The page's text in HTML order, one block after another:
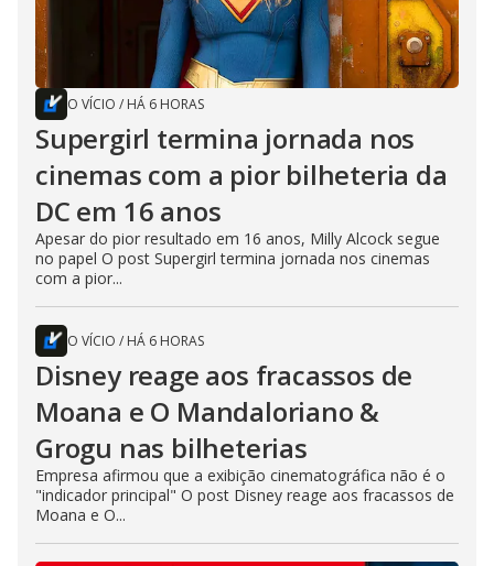
O VÍCIO / HÁ 6 HORAS
Supergirl termina jornada nos
cinemas com a pior bilheteria da
DC em 16 anos
Apesar do pior resultado em 16 anos, Milly Alcock segue
no papel O post Supergirl termina jornada nos cinemas
com a pior...
O VÍCIO / HÁ 6 HORAS
Disney reage aos fracassos de
Moana e O Mandaloriano &
Grogu nas bilheterias
Empresa afirmou que a exibição cinematográfica não é o
"indicador principal" O post Disney reage aos fracassos de
Moana e O...